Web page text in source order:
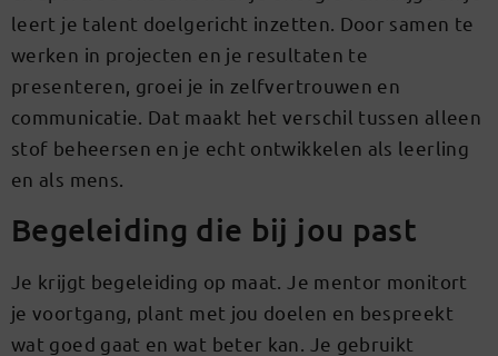
leert je talent doelgericht inzetten. Door samen te
werken in projecten en je resultaten te
presenteren, groei je in zelfvertrouwen en
communicatie. Dat maakt het verschil tussen alleen
stof beheersen en je echt ontwikkelen als leerling
en als mens.
Begeleiding die bij jou past
Je krijgt begeleiding op maat. Je mentor monitort
je voortgang, plant met jou doelen en bespreekt
wat goed gaat en wat beter kan. Je gebruikt